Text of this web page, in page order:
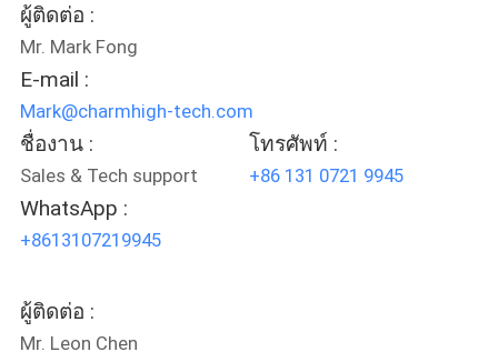
ผู้ติดต่อ :
Mr. Mark Fong
E-mail :
Mark@charmhigh-tech.com
ชื่องาน :
Sales & Tech support
โทรศัพท์ :
+86 131 0721 9945
WhatsApp :
+8613107219945
ผู้ติดต่อ :
Mr. Leon Chen